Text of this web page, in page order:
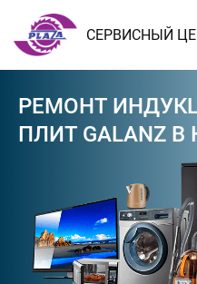
СЕРВИСНЫЙ
РЕМОНТ
ПЛИТ GALANZ